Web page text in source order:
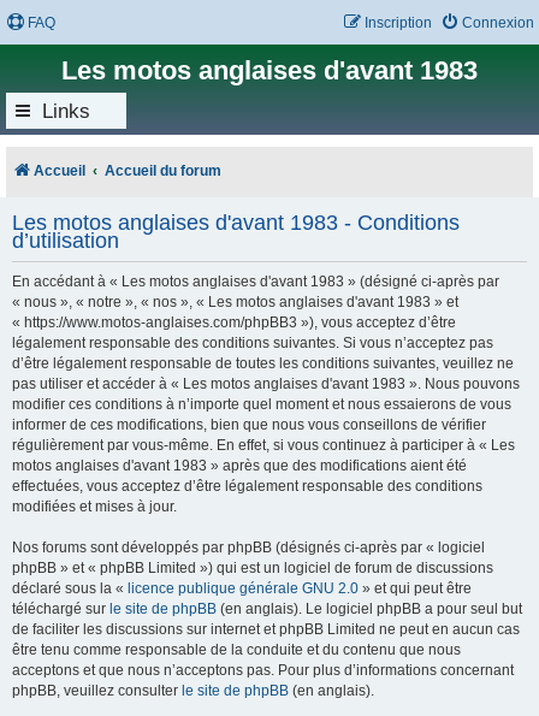
FAQ Connexion
Inscription
Les motos anglaises d'avant 1983
Links
Accueil Accueil du forum
Les motos anglaises d'avant 1983 - Conditions
d’utilisation
En accédant à « Les motos anglaises d'avant 1983 » (désigné ci-après par
« nous », « notre », « nos », « Les motos anglaises d'avant 1983 » et
« https://www.motos-anglaises.com/phpBB3 »), vous acceptez d’être
légalement responsable des conditions suivantes. Si vous n’acceptez pas
d’être légalement responsable de toutes les conditions suivantes, veuillez ne
pas utiliser et accéder à « Les motos anglaises d'avant 1983 ». Nous pouvons
modifier ces conditions à n’importe quel moment et nous essaierons de vous
informer de ces modifications, bien que nous vous conseillons de vérifier
régulièrement par vous-même. En effet, si vous continuez à participer à « Les
motos anglaises d'avant 1983 » après que des modifications aient été
effectuées, vous acceptez d’être légalement responsable des conditions
modifiées et mises à jour.
Nos forums sont développés par phpBB (désignés ci-après par « logiciel
phpBB » et « phpBB Limited ») qui est un logiciel de forum de discussions
déclaré sous la « licence publique générale GNU 2.0 » et qui peut être
téléchargé sur le site de phpBB (en anglais). Le logiciel phpBB a pour seul but
de faciliter les discussions sur internet et phpBB Limited ne peut en aucun cas
être tenu comme responsable de la conduite et du contenu que nous
acceptons et que nous n’acceptons pas. Pour plus d’informations concernant
phpBB, veuillez consulter le site de phpBB (en anglais).